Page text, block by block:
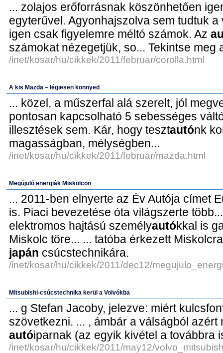
... zolajos erőforrásnak köszönhetően
egyterűvel. Agyonhajszolva sem tudtuk a
igen csak figyelemre méltó számok. Az
számokat nézegetjük, so... Tekintse meg
/inet/kosar/hu/cikkek/2011/februar/corolla.html
A kis Mazda – légiesen könnyed
... közel, a műszerfal alá szerelt, jól
pontosan kapcsolható 5 sebességes
illesztések sem. Kár, hogy tesztautónk
magasságban, mélységben...
/inet/kosar/hu/cikkek/2011/februar/mazda.html
Megújuló energiák Miskolcon
... 2011-ben elnyerte az Év Autója címet
is. Piaci bevezetése óta világszerte
elektromos hajtású személyautókkal is
Miskolc töre... ... tatóba érkezett
japán csúcstechnikára.
/inet/kosar/hu/cikkek/2011/dec12/
Mitsubishi-csúcstechnika kerül a Volvókba
... g Stefan Jacoby, jelezve: miért
szövetkezni. ... , ámbár a válságból
autóiparnak (az egyik kivétel a továbbra
/inet/kosar/hu/cikkek/2011/may12/